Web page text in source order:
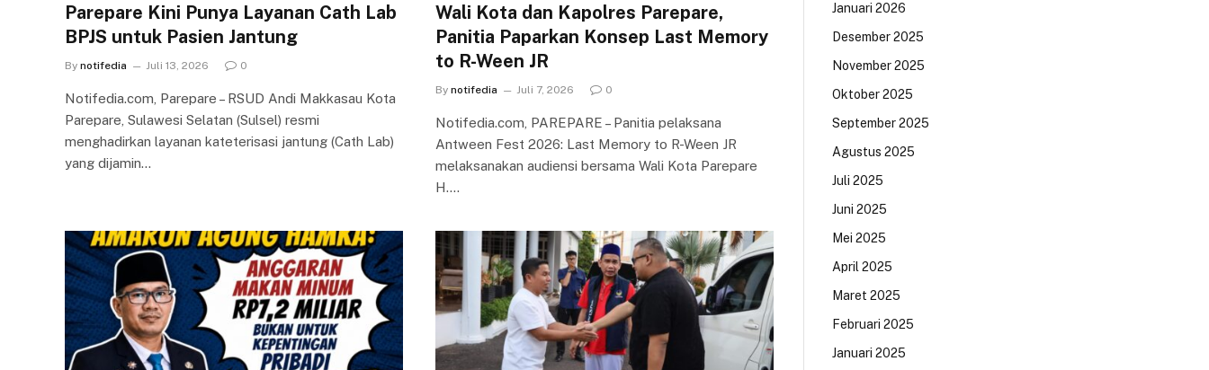
Parepare Kini Punya Layanan Cath Lab
BPJS untuk Pasien Jantung
By notifedia Juli 13, 2026 0
Notifedia.com, Parepare – RSUD Andi Makkasau Kota
Parepare, Sulawesi Selatan (Sulsel) resmi
menghadirkan layanan kateterisasi jantung (Cath Lab)
yang dijamin…
Wali Kota dan Kapolres Parepare,
Panitia Paparkan Konsep Last Memory
to R-Ween JR
By notifedia Juli 7, 2026 0
Notifedia.com, PAREPARE – Panitia pelaksana
Antween Fest 2026: Last Memory to R-Ween JR
melaksanakan audiensi bersama Wali Kota Parepare
H.…
Januari 2026
Desember 2025
November 2025
Oktober 2025
September 2025
Agustus 2025
Juli 2025
Juni 2025
Mei 2025
April 2025
Maret 2025
Februari 2025
Januari 2025